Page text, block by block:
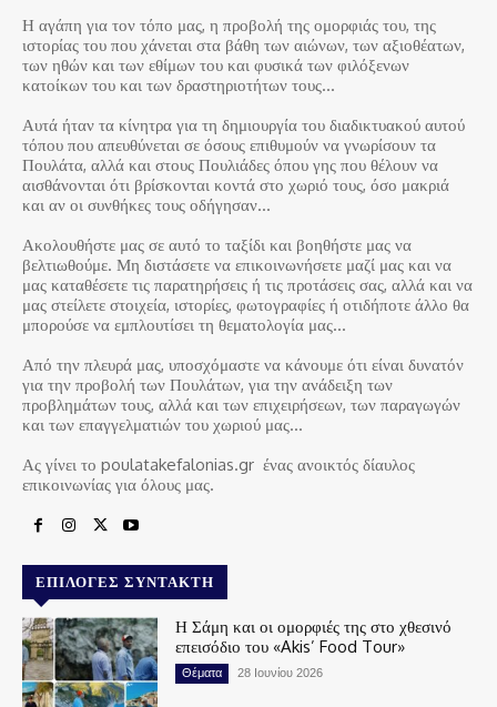
Η αγάπη για τον τόπο μας, η προβολή της ομορφιάς του, της
ιστορίας του που χάνεται στα βάθη των αιώνων, των αξιοθέατων,
των ηθών και των εθίμων του και φυσικά των φιλόξενων
κατοίκων του και των δραστηριοτήτων τους…
Αυτά ήταν τα κίνητρα για τη δημιουργία του διαδικτυακού αυτού
τόπου που απευθύνεται σε όσους επιθυμούν να γνωρίσουν τα
Πουλάτα, αλλά και στους Πουλιάδες όπου γης που θέλουν να
αισθάνονται ότι βρίσκονται κοντά στο χωριό τους, όσο μακριά
και αν οι συνθήκες τους οδήγησαν…
Ακολουθήστε μας σε αυτό το ταξίδι και βοηθήστε μας να
βελτιωθούμε. Μη διστάσετε να επικοινωνήσετε μαζί μας και να
μας καταθέσετε τις παρατηρήσεις ή τις προτάσεις σας, αλλά και να
μας στείλετε στοιχεία, ιστορίες, φωτογραφίες ή οτιδήποτε άλλο θα
μπορούσε να εμπλουτίσει τη θεματολογία μας…
Από την πλευρά μας, υποσχόμαστε να κάνουμε ότι είναι δυνατόν
για την προβολή των Πουλάτων, για την ανάδειξη των
προβλημάτων τους, αλλά και των επιχειρήσεων, των παραγωγών
και των επαγγελματιών του χωριού μας…
Ας γίνει το poulatakefalonias.gr ένας ανοικτός δίαυλος
επικοινωνίας για όλους μας.
ΕΠΙΛΟΓΈΣ ΣΥΝΤΆΚΤΗ
Η Σάμη και οι ομορφιές της στο χθεσινό
επεισόδιο του «Akis’ Food Tour»
Θέματα 28 Ιουνίου 2026